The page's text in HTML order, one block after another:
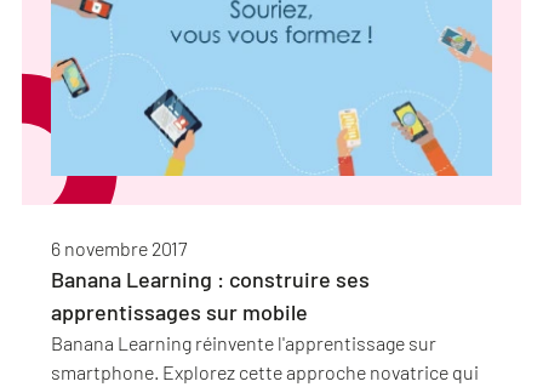
6 novembre 2017
Banana Learning : construire ses
apprentissages sur mobile
Banana Learning réinvente l'apprentissage sur
smartphone. Explorez cette approche novatrice qui